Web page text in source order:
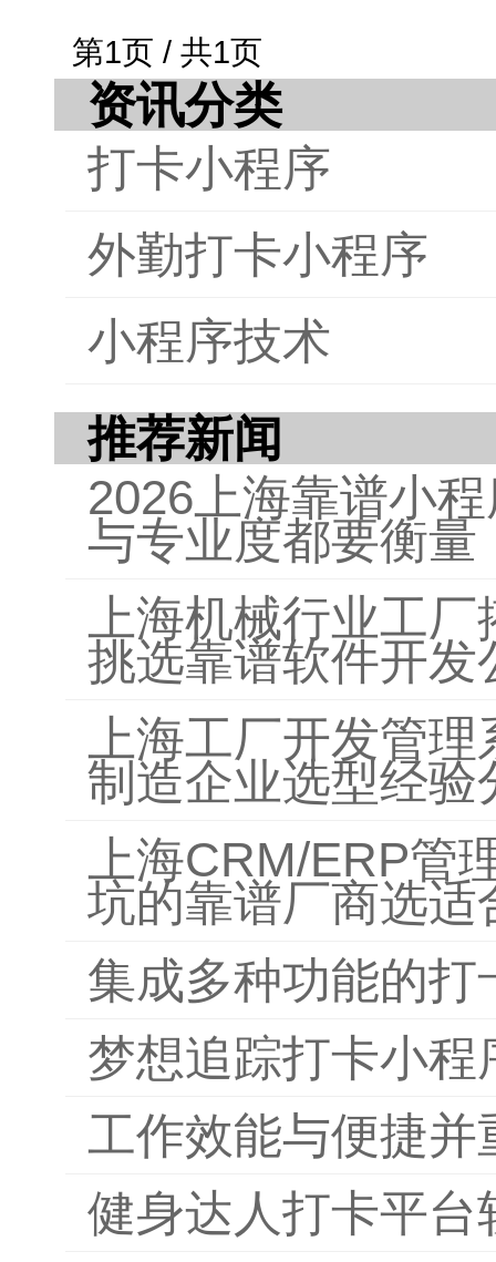
需
第1页 / 共1页
资讯分类
打卡小程序
外勤打卡小程序
小程序技术
推荐新闻
2026上海靠谱小
与专业度都要衡量
上海机械行业工
挑选靠谱软件开发
上海工厂开发管
制造企业选型经验
上海CRM/ERP管
坑的靠谱厂商选适
集成多种功能的
梦想追踪打卡小程
工作效能与便捷
健身达人打卡平台